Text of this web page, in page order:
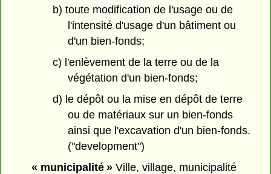
b) toute modification de l'usage ou de
l'intensité d'usage d'un bâtiment ou
d'un bien-fonds;
c) l'enlèvement de la terre ou de la
végétation d'un bien-fonds;
d) le dépôt ou la mise en dépôt de terre
ou de matériaux sur un bien-fonds
ainsi que l'excavation d'un bien-fonds.
("development")
« municipalité »Ville, village, municipalité